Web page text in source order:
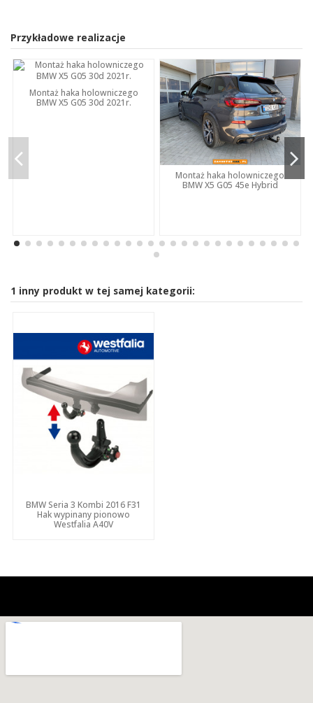
Przykładowe realizacje
Montaż haka holowniczego
BMW X5 G05 30d 2021r.
Montaż haka holowniczego
BMW X5 G05 45e Hybrid
1 inny produkt w tej samej kategorii:
BMW Seria 3 Kombi 2016 F31
Hak wypinany pionowo
Westfalia A40V